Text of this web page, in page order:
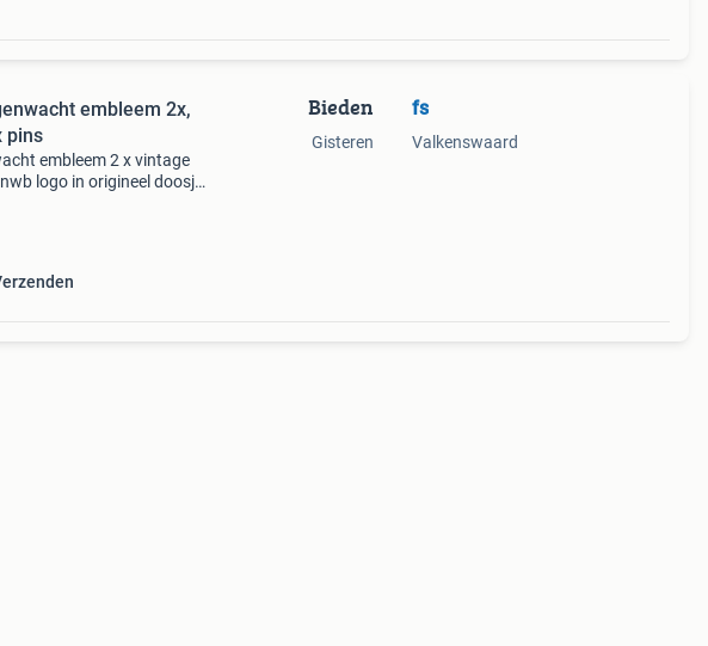
embleem 2x,
pins
embleem 2 x vintage
logo in origineel doosje.
Bieden
Gisteren
fs
Valkenswaard